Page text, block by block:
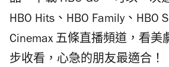
HBO Hits、HBO Family、HBO
Cinemax 五條直播頻道，看美
步收看，心急的朋友最適合！